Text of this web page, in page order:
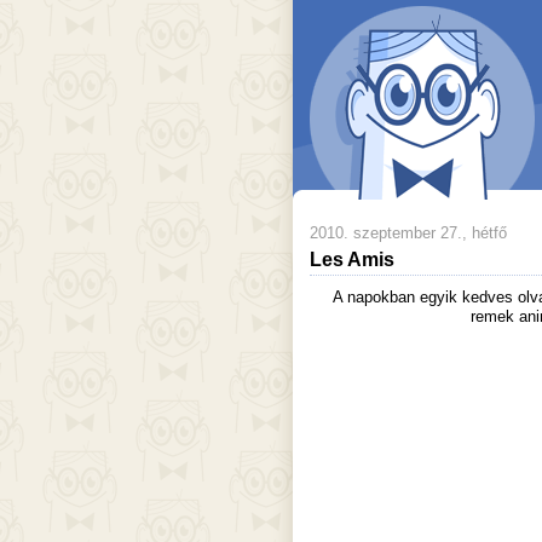
2010. szeptember 27., hétfő
Les Amis
A napokban egyik kedves
remek